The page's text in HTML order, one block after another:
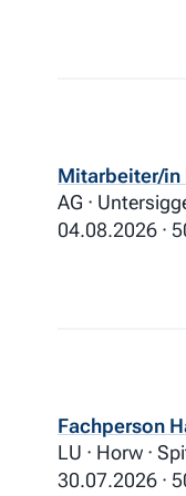
Mitarbeiter/in
AG ·
04.08.2026
Fachperson
LU · Horw ·
30.07.2026